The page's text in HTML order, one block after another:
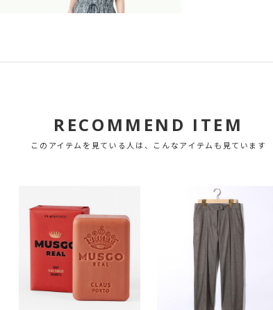
RECOMMEND ITEM
このアイテムを見ている人は、こんなアイテムも見ています